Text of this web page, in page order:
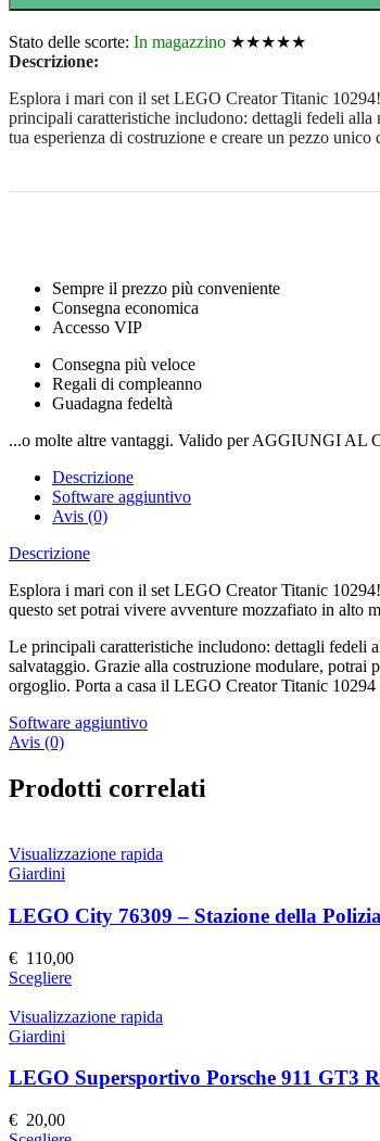
Stato delle scorte: In magazzino ★★★★★
Descrizione:
Esplora i mari con il set LEGO Creator Titanic
principali caratteristiche includono: dettagli fedeli
tua esperienza di costruzione e creare un pezzo
Sempre il prezzo più conveniente
Consegna economica
Accesso VIP
Consegna più veloce
Regali di compleanno
Guadagna fedeltà
...o molte altre vantaggi. Valido per AGGIUNGI AL
Descrizione
Software aggiuntivo
Avis (0)
Descrizione
Esplora i mari con il set LEGO Creator Titanic
questo set potrai vivere avventure mozzafiato in alto
Le principali caratteristiche includono: dettagli fedeli
salvataggio. Grazie alla costruzione modulare, potrai
orgoglio. Porta a casa il LEGO Creator Titanic
Software aggiuntivo
Avis (0)
Prodotti correlati
Visualizzazione rapida
Giardini
LEGO City 76309 – Stazione della
€ 110,00
ScegliereQuesto
ha
Le
opzioni
Visualizzazione rapida
Giardini
LEGO Supersportivo Porsche 911 GT3
€ 20,00